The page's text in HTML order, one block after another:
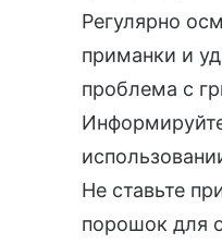
Регулярно
приманки и
проблема с
Не ставьте
порошок для